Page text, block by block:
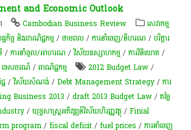
and Economic Outlook
Cambodian Business Review
សេវាកម្ម
ឋកិច្ច និងពាណិជ្ជកម្ម /ថាមពល /ការនាំចេញ/នីហរណ /បរិក្ខារ
/ការនាំចូល/អាហរណ /វិស័យឧស្សាហកម្ម /ការវិនិយោគ /
ទេសចរណ៍ /ពាណិជ្ជកម្ម 2012 Budget Law /
/វិស័យសំណង់ /Debt Management Strategy /ការ
Business 2013 /draft 2013 Budget Law /តម្លៃ
/យុទ្ធសាស្ត្រ​អភិវឌ្ឍន៍​វិស័យ​ហិរញ្ញវត្ថុ​ /Finial
program /fiscal deficit /fuel prices /ការ​នាំ​ចេញ​